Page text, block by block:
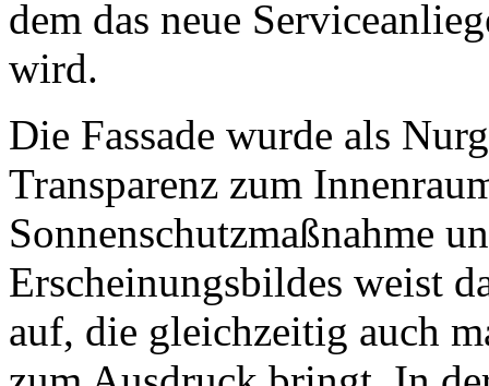
dem das neue
wird.
Die Fassade wurde als
Transparenz zum
Sonnenschutzmaßnahme
Erscheinungsbildes weist
auf, die gleichzeitig auch